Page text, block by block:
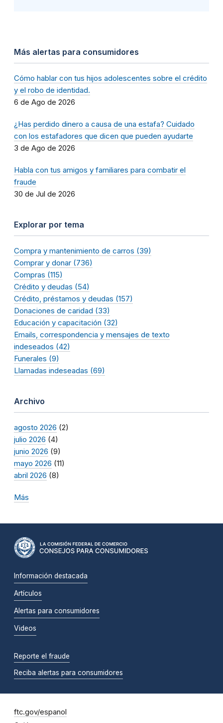
Más alertas para consumidores
Cómo hablar con tus hijos adolescentes sobre el crédito
y el robo de identidad.
6 de Ago de 2026
¿Has perdido dinero a causa de una estafa? Cuidado
con los estafadores que dicen que pueden ayudarte
3 de Ago de 2026
Habla con tus amigos y familiares para combatir el
fraude
30 de Jul de 2026
Explorar por tema
Compra y mantenimiento de carros (39)
Comprar y donar (736)
Compras (115)
Crédito y deudas (54)
Crédito, préstamos y deudas (157)
Donaciones de caridad (33)
Educación y capacitación (32)
Emails, correspondencia y mensajes de texto
indeseados (42)
Funerales (9)
Llamadas indeseadas (69)
Archivo
agosto 2026 (2)
julio 2026 (4)
junio 2026 (9)
mayo 2026 (11)
abril 2026 (8)
Más
Información destacada
Artículos
Alertas para consumidores
Videos
Reporte el fraude
Reciba alertas para consumidores
ftc.gov/espanol